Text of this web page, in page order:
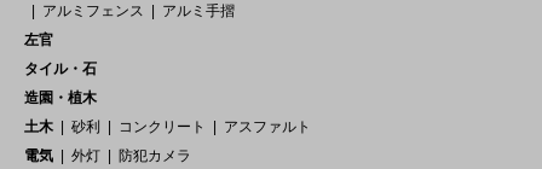
アルミフェンス
アルミ手摺
左官
タイル・石
造園・植木
土木
砂利 コンクリート
アスファルト
電気
外灯
防犯カメラ